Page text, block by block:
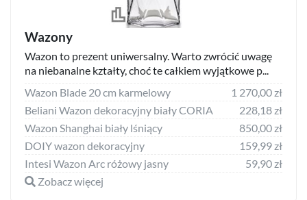
Wazony
Wazon to prezent uniwersalny. Warto zwrócić uwagę
na niebanalne kztałty, choć te całkiem wyjątkowe p...
Wazon Blade 20 cm karmelowy
1 270,00 zł
Beliani Wazon dekoracyjny biały CORIA
228,18 zł
Wazon Shanghai biały lśniący
850,00 zł
DOIY wazon dekoracyjny
159,99 zł
Intesi Wazon Arc różowy jasny
59,90 zł
Zobacz więcej